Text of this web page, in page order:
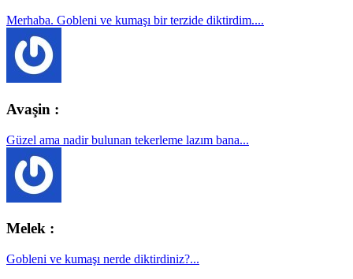
Merhaba. Gobleni ve kumaşı bir terzide diktirdim....
Avaşin :
Güzel ama nadir bulunan tekerleme lazım bana...
Melek :
Gobleni ve kumaşı nerde diktirdiniz?...